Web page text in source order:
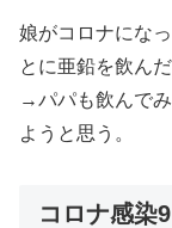
娘がコロナにな
とに亜鉛を飲ん
→パパも飲んで
ようと思う。
コロナ感染